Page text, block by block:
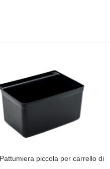
piccola per carrello di